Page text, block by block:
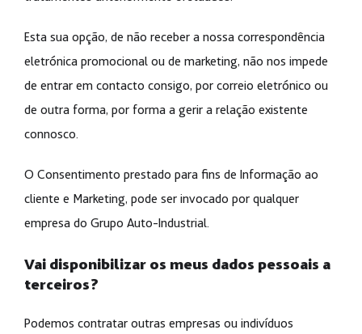
Esta sua opção, de não receber a nossa correspondência
eletrónica promocional ou de marketing, não nos impede
de entrar em contacto consigo, por correio eletrónico ou
de outra forma, por forma a gerir a relação existente
connosco.
O Consentimento prestado para fins de Informação ao
cliente e Marketing, pode ser invocado por qualquer
empresa do Grupo Auto-Industrial.
Vai disponibilizar os meus dados pessoais a
terceiros?
Podemos contratar outras empresas ou indivíduos